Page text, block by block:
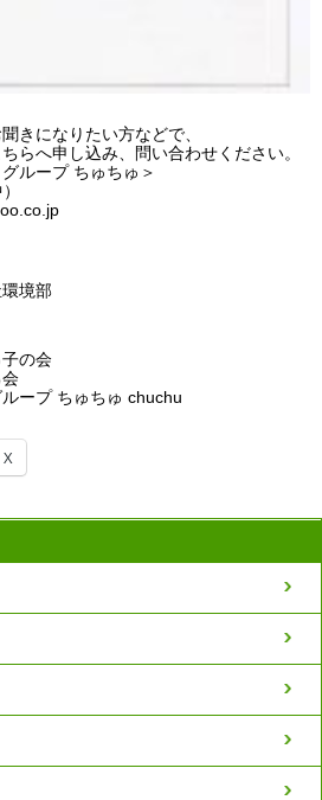
きになりたい方などで、
らへ申し込み、問い合わせください。
ループ ちゅちゅ＞
境部
の会
ープ ちゅちゅ chuchu
X